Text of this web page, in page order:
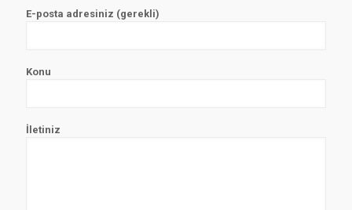
E-posta adresiniz (gerekli)
Konu
İletiniz